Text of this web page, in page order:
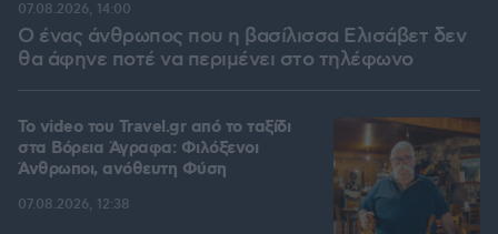
Ο ένας άνθρωπος που η βασίλισσα Ελισάβετ δεν
θα άφηνε ποτέ να περιμένει στο τηλέφωνο
07.08.2026, 14:00
To video του Travel.gr από το ταξίδι
στα Βόρεια Άγραφα: Φιλόξενοι
Άνθρωποι, ανόθευτη Φύση
07.08.2026, 12:38